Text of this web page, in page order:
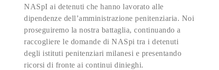
NASpI ai detenuti che hanno lavorato alle
dipendenze dell’amministrazione penitenziaria. Noi
proseguiremo la nostra battaglia, continuando a
raccogliere le domande di NASpi tra i detenuti
degli istituti penitenziari milanesi e presentando
ricorsi di fronte ai continui dinieghi.